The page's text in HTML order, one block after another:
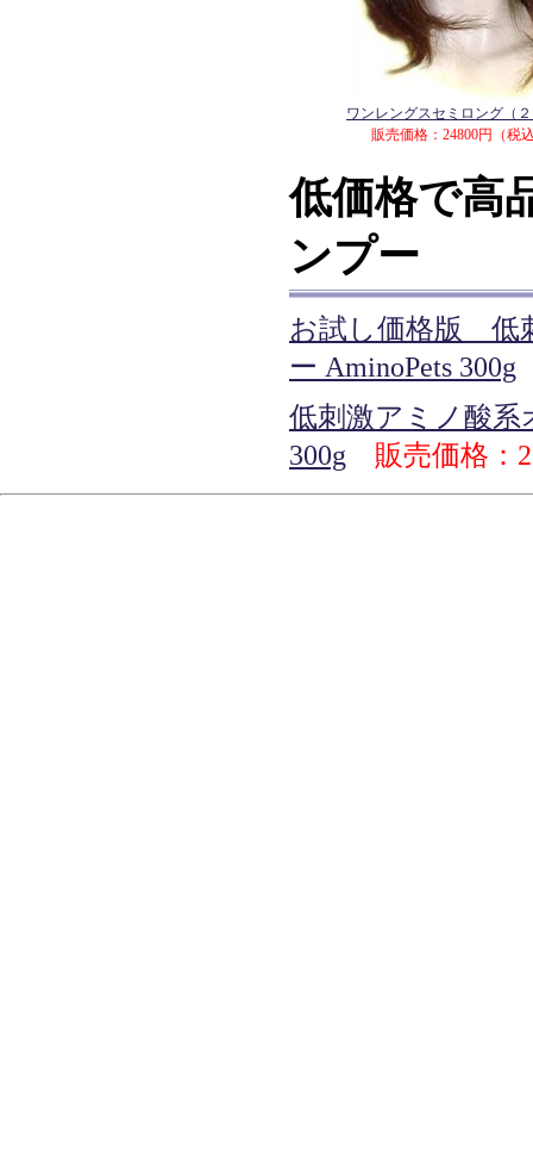
ワンレングスセミロング（
販売価格：24800円（税
低価格で高
ンプー
お試し価格版 低
ー AminoPets 300g
低刺激アミノ酸系
300g
販売価格：